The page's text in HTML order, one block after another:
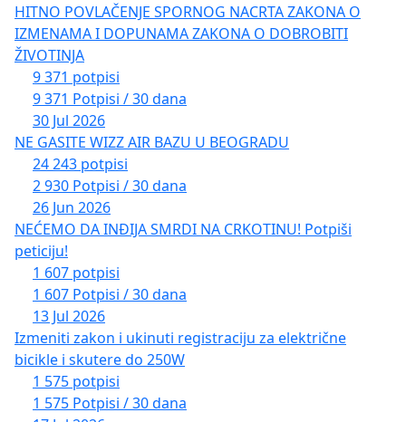
HITNO POVLAČENJE SPORNOG NACRTA ZAKONA O
IZMENAMA I DOPUNAMA ZAKONA O DOBROBITI
ŽIVOTINJA
9 371 potpisi
9 371 Potpisi / 30 dana
30 Jul 2026
NE GASITE WIZZ AIR BAZU U BEOGRADU
24 243 potpisi
2 930 Potpisi / 30 dana
26 Jun 2026
NEĆEMO DA INĐIJA SMRDI NA CRKOTINU! Potpiši
peticiju!
1 607 potpisi
1 607 Potpisi / 30 dana
13 Jul 2026
Izmeniti zakon i ukinuti registraciju za električne
bicikle i skutere do 250W
1 575 potpisi
1 575 Potpisi / 30 dana